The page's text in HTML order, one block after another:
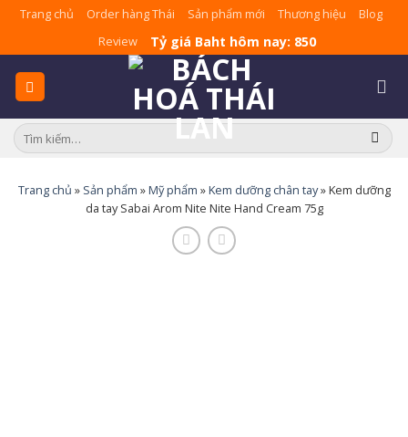
Skip
content
Trang chủ Order hàng Thái Sản phẩm mới Thương hiệu
Blog
Review
Tỷ giá Baht hôm nay: 850
Tìm
kiếm:
Trang chủ » Sản phẩm »Mỹ phẩm »Kem dưỡng chân tay»Kem dưỡng
da tay Sabai Arom Nite Nite Hand Cream 75g